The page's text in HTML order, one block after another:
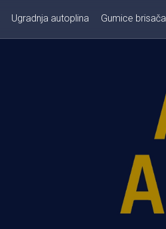
Ugradnja autoplina Gumice brisača